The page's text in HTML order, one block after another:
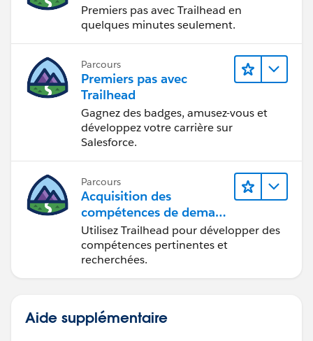
Premiers pas avec Trailhead en
quelques minutes seulement.
Parcours
Premiers pas avec
Trailhead
Gagnez des badges, amusez-vous et
développez votre carrière sur
Salesforce.
Parcours
Acquisition des
compétences de demain
avec Trailhead
Utilisez Trailhead pour développer des
compétences pertinentes et
recherchées.
Aide supplémentaire